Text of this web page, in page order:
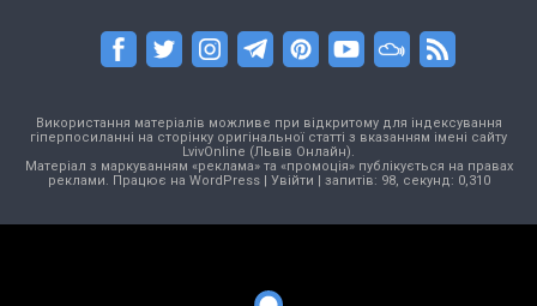
Використання матеріалів можливе при відкритому для індексування
гіперпосиланні на сторінку оригінальної статті з вказанням імені сайту
LvivOnline (Львів Онлайн).
Матеріал з маркуванням «реклама» та «промоція» публікується на правах
реклами. Працює на WordPress| Увійти | запитів: 98, секунд: 0,310